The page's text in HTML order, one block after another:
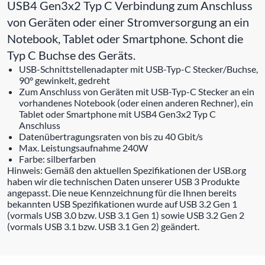
USB4 Gen3x2 Typ C Verbindung zum Anschluss
von Geräten oder einer Stromversorgung an ein
Notebook, Tablet oder Smartphone. Schont die
Typ C Buchse des Geräts.
USB-Schnittstellenadapter mit USB-Typ-C Stecker/Buchse,
90° gewinkelt, gedreht
Zum Anschluss von Geräten mit USB-Typ-C Stecker an ein
vorhandenes Notebook (oder einen anderen Rechner), ein
Tablet oder Smartphone mit USB4 Gen3x2 Typ C
Anschluss
Datenübertragungsraten von bis zu 40 Gbit/s
Max. Leistungsaufnahme 240W
Farbe: silberfarben
Hinweis: Gemäß den aktuellen Spezifikationen der USB.org
haben wir die technischen Daten unserer USB 3 Produkte
angepasst. Die neue Kennzeichnung für die Ihnen bereits
bekannten USB Spezifikationen wurde auf USB 3.2 Gen 1
(vormals USB 3.0 bzw. USB 3.1 Gen 1) sowie USB 3.2 Gen 2
(vormals USB 3.1 bzw. USB 3.1 Gen 2) geändert.